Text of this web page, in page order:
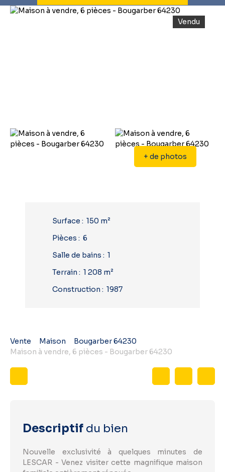
Vendu
+ de photos
Surface : 150 m²
Pièces : 6
Salle de bains : 1
Terrain : 1 208 m²
Construction : 1987
Vente Maison
Bougarber 64230
Maison à vendre, 6 pièces - Bougarber 64230
Descriptif du bien
Nouvelle exclusivité à quelques minutes de
LESCAR - Venez visiter cette magnifique maison